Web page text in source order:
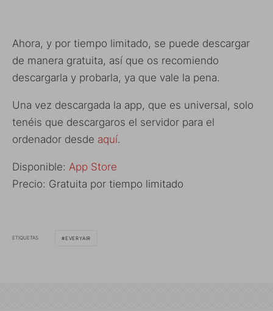
Ahora, y por tiempo limitado, se puede descargar
de manera gratuita, así que os recomiendo
descargarla y probarla, ya que vale la pena.
Una vez descargada la app, que es universal, solo
tenéis que descargaros el servidor para el
ordenador desde aquí.
Disponible: App Store
Precio: Gratuita por tiempo limitado
ETIQUETAS EVERYAIR